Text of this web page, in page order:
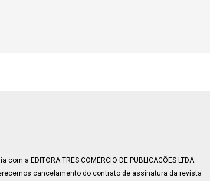
a EDITORA TRES COMÉRCIO DE PUBLICACÕES LTDA
cancelamento do contrato de assinatura da revista